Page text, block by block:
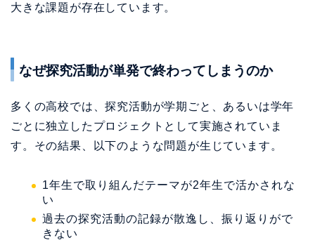
大きな課題が存在しています。
なぜ探究活動が単発で終わってしまうのか
多くの高校では、探究活動が学期ごと、あるいは学年
ごとに独立したプロジェクトとして実施されていま
す。その結果、以下のような問題が生じています。
1年生で取り組んだテーマが2年生で活かされな
い
過去の探究活動の記録が散逸し、振り返りがで
きない